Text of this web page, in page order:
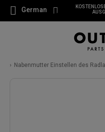
German
Nabenmutter Einstellen des